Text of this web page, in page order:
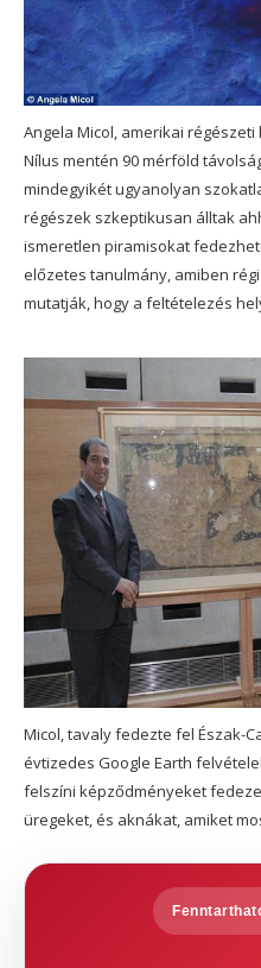
Angela Micol, amerikai
Nílus mentén 90 mérföld
mindegyikét ugyanolyan
régészek szkeptikusan álltak
ismeretlen piramisokat
előzetes tanulmány, amiben
mutatják, hogy a feltételezés
Micol, tavaly fedezte fel Észak-
évtizedes Google Earth
felszíni képződményeket
üregeket, és aknákat, amiket